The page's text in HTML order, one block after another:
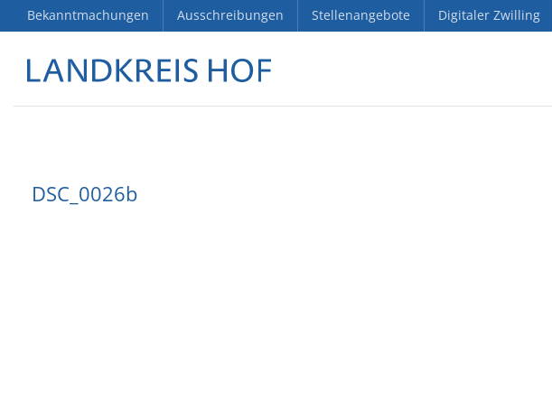
Bekanntmachungen Ausschreibungen Stellenangebote Digitaler Zwilling
DSC_0026b